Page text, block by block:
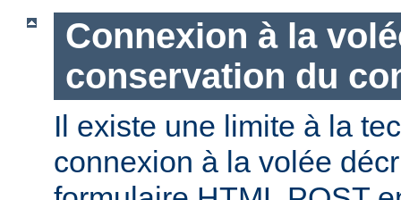
Connexion à la
conservation du
Il existe une limite à la
connexion à la volée